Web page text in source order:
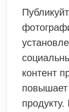
контент